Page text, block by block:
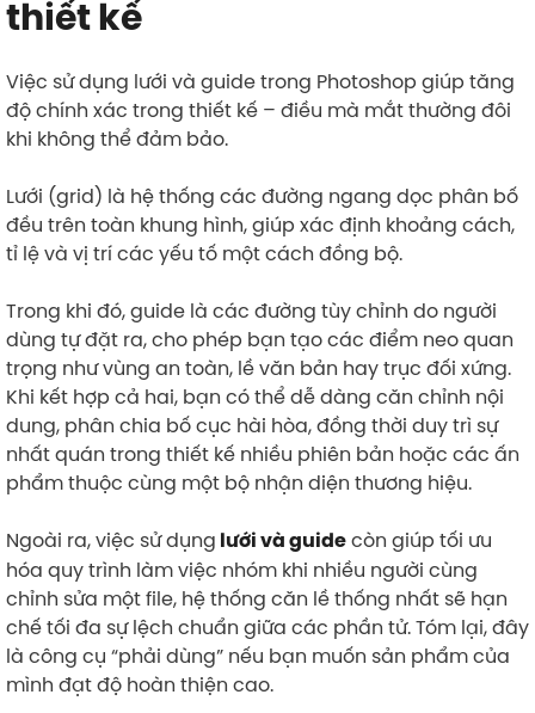
thiết kế
Việc sử dụng lưới và guide trong Photoshop giúp tăng
độ chính xác trong thiết kế – điều mà mắt thường đôi
khi không thể đảm bảo.
Lưới (grid) là hệ thống các đường ngang dọc phân bố
đều trên toàn khung hình, giúp xác định khoảng cách,
tỉ lệ và vị trí các yếu tố một cách đồng bộ.
Trong khi đó, guide là các đường tùy chỉnh do người
dùng tự đặt ra, cho phép bạn tạo các điểm neo quan
trọng như vùng an toàn, lề văn bản hay trục đối xứng.
Khi kết hợp cả hai, bạn có thể dễ dàng căn chỉnh nội
dung, phân chia bố cục hài hòa, đồng thời duy trì sự
nhất quán trong thiết kế nhiều phiên bản hoặc các ấn
phẩm thuộc cùng một bộ nhận diện thương hiệu.
Ngoài ra, việc sử dụng lưới và guidecòn giúp tối ưu
hóa quy trình làm việc nhóm khi nhiều người cùng
chỉnh sửa một file, hệ thống căn lề thống nhất sẽ hạn
chế tối đa sự lệch chuẩn giữa các phần tử. Tóm lại, đây
là công cụ “phải dùng” nếu bạn muốn sản phẩm của
mình đạt độ hoàn thiện cao.